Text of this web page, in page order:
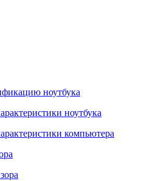
ноутбука
ноутбука
компьютера